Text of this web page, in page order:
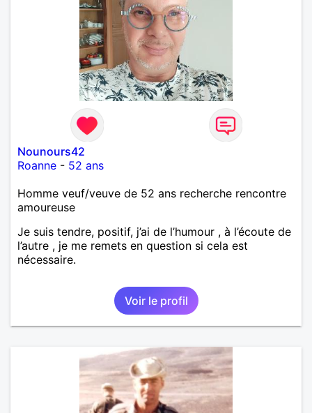
Nounours42
Roanne - 52 ans
Homme veuf/veuve de 52 ans recherche rencontre
amoureuse
Je suis tendre, positif, j’ai de l’humour , à l’écoute de
l’autre , je me remets en question si cela est
nécessaire.
Voir le profil